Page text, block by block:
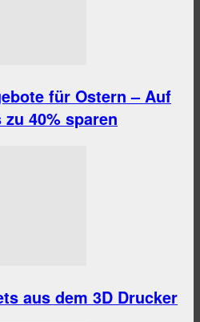
für Ostern – Auf
40% sparen
aus dem 3D Drucker